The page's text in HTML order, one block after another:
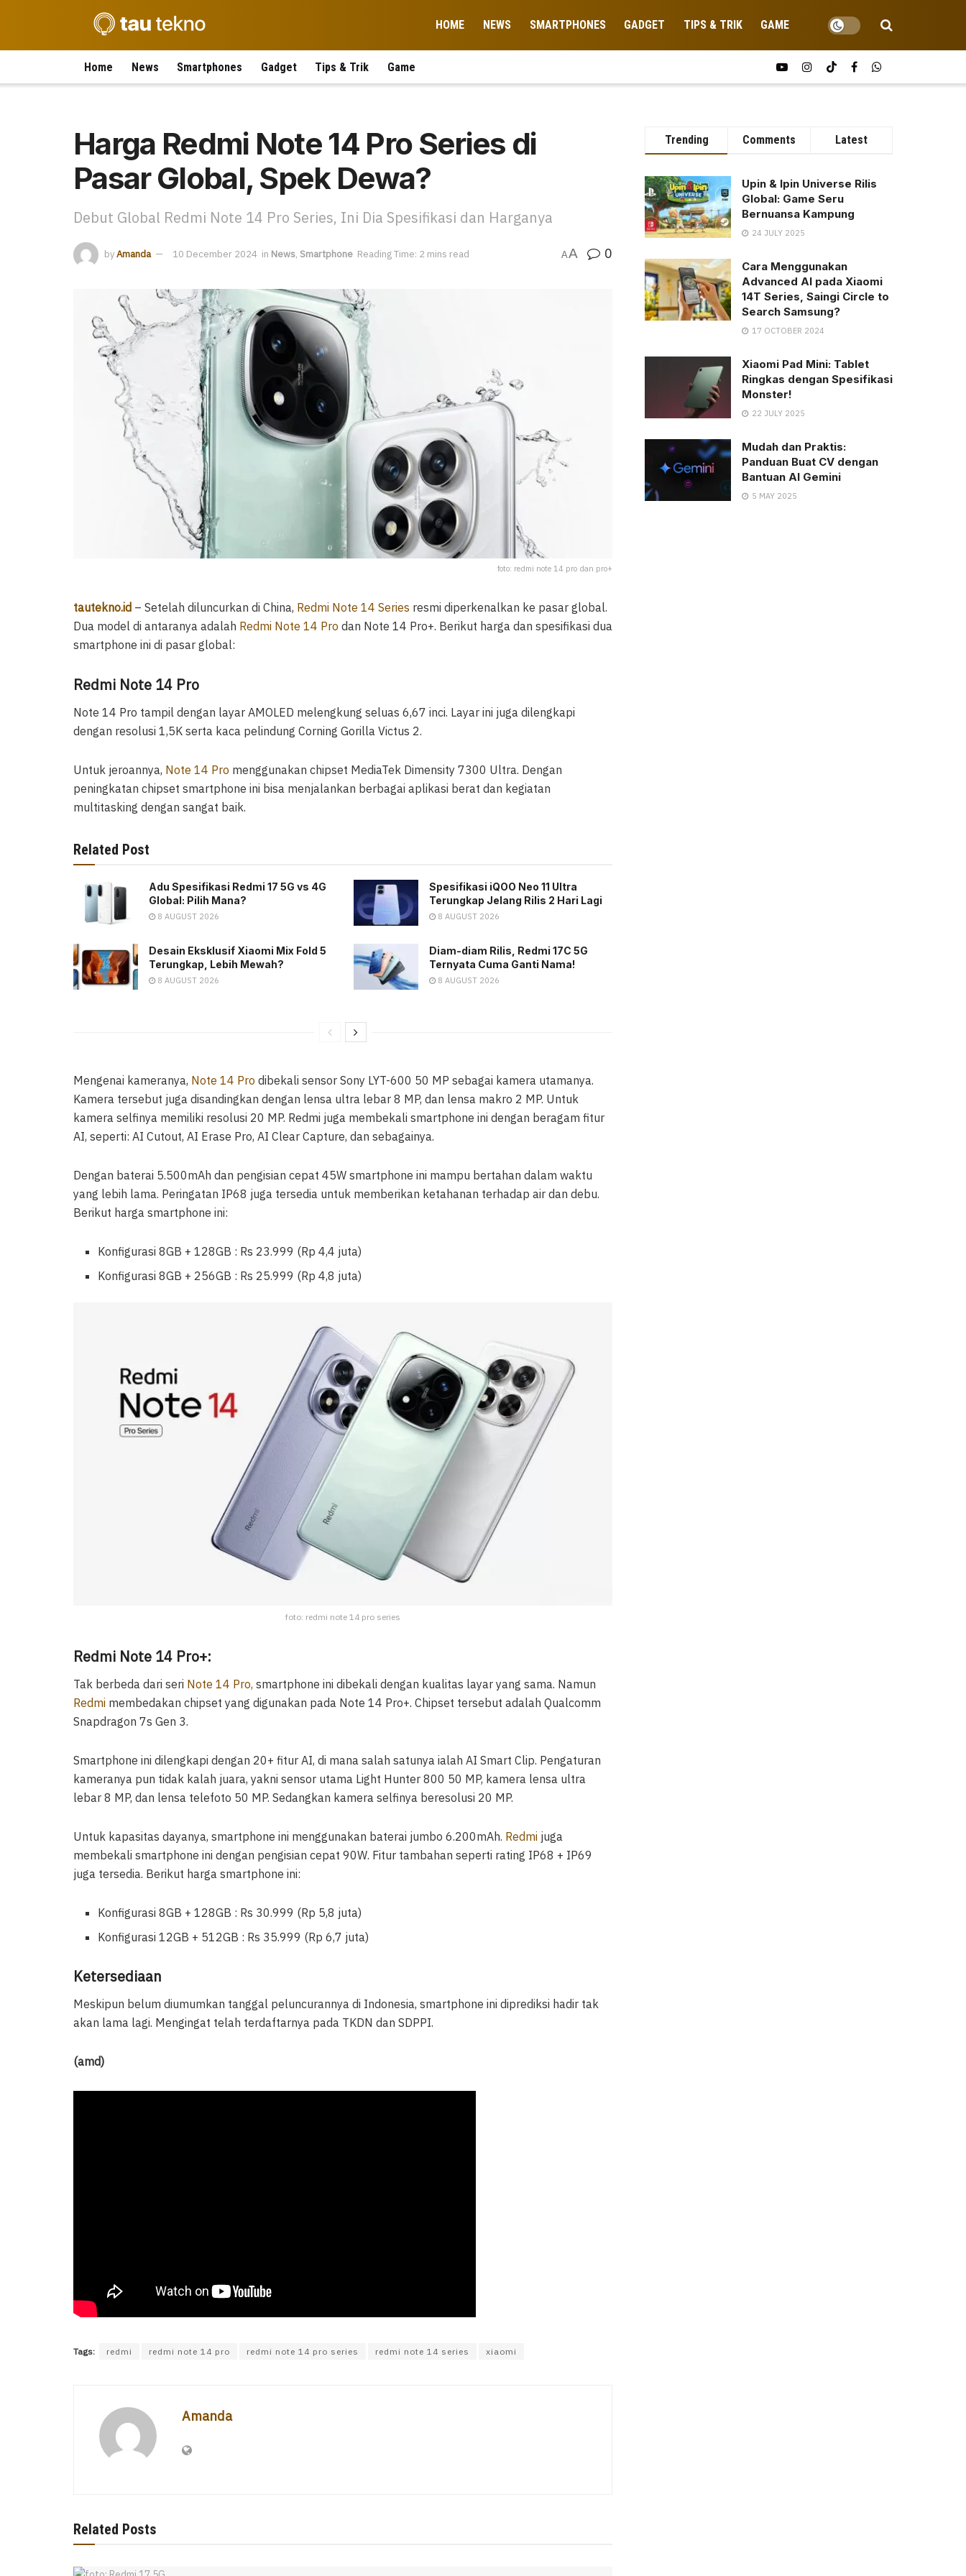
HOME NEWS SMARTPHONES GADGET TIPS & TRIK GAME
Home News Smartphones Gadget Tips & Trik Game
Harga Redmi Note 14 Pro Series di
Pasar Global, Spek Dewa?
Debut Global Redmi Note 14 Pro Series, Ini Dia Spesifikasi dan Harganya
byAmanda 10 December 2024 in News, Smartphone Reading Time: 2 mins read AA 0
foto: redmi note 14 pro dan pro+
tautekno.id – Setelah diluncurkan di China, Redmi Note 14 Series resmi diperkenalkan ke pasar global.
Dua model di antaranya adalah Redmi Note 14 Pro dan Note 14 Pro+. Berikut harga dan spesifikasi dua
smartphone ini di pasar global:
Redmi Note 14 Pro
Note 14 Pro tampil dengan layar AMOLED melengkung seluas 6,67 inci. Layar ini juga dilengkapi
dengan resolusi 1,5K serta kaca pelindung Corning Gorilla Victus 2.
Untuk jeroannya, Note 14 Pro menggunakan chipset MediaTek Dimensity 7300 Ultra. Dengan
peningkatan chipset smartphone ini bisa menjalankan berbagai aplikasi berat dan kegiatan
multitasking dengan sangat baik.
Related Post
Adu Spesifikasi Redmi 17 5G vs 4G
Global: Pilih Mana?
8 AUGUST 2026
Spesifikasi iQOO Neo 11 Ultra
Terungkap Jelang Rilis 2 Hari Lagi
8 AUGUST 2026
Desain Eksklusif Xiaomi Mix Fold 5
Terungkap, Lebih Mewah?
8 AUGUST 2026
Diam-diam Rilis, Redmi 17C 5G
Ternyata Cuma Ganti Nama!
8 AUGUST 2026
Mengenai kameranya, Note 14 Pro dibekali sensor Sony LYT-600 50 MP sebagai kamera utamanya.
Kamera tersebut juga disandingkan dengan lensa ultra lebar 8 MP, dan lensa makro 2 MP. Untuk
kamera selfinya memiliki resolusi 20 MP. Redmi juga membekali smartphone ini dengan beragam fitur
AI, seperti: AI Cutout, AI Erase Pro, AI Clear Capture, dan sebagainya.
Dengan baterai 5.500mAh dan pengisian cepat 45W smartphone ini mampu bertahan dalam waktu
yang lebih lama. Peringatan IP68 juga tersedia untuk memberikan ketahanan terhadap air dan debu.
Berikut harga smartphone ini:
Konfigurasi 8GB + 128GB : Rs 23.999 (Rp 4,4 juta)
Konfigurasi 8GB + 256GB : Rs 25.999 (Rp 4,8 juta)
foto: redmi note 14 pro series
Redmi Note 14 Pro+:
Tak berbeda dari seri Note 14 Pro, smartphone ini dibekali dengan kualitas layar yang sama. Namun
Redmi membedakan chipset yang digunakan pada Note 14 Pro+. Chipset tersebut adalah Qualcomm
Snapdragon 7s Gen 3.
Smartphone ini dilengkapi dengan 20+ fitur AI, di mana salah satunya ialah AI Smart Clip. Pengaturan
kameranya pun tidak kalah juara, yakni sensor utama Light Hunter 800 50 MP, kamera lensa ultra
lebar 8 MP, dan lensa telefoto 50 MP. Sedangkan kamera selfinya beresolusi 20 MP.
Untuk kapasitas dayanya, smartphone ini menggunakan baterai jumbo 6.200mAh. Redmi juga
membekali smartphone ini dengan pengisian cepat 90W. Fitur tambahan seperti rating IP68 + IP69
juga tersedia. Berikut harga smartphone ini:
Konfigurasi 8GB + 128GB : Rs 30.999 (Rp 5,8 juta)
Konfigurasi 12GB + 512GB : Rs 35.999 (Rp 6,7 juta)
Ketersediaan
Meskipun belum diumumkan tanggal peluncurannya di Indonesia, smartphone ini diprediksi hadir tak
akan lama lagi. Mengingat telah terdaftarnya pada TKDN dan SDPPI.
(amd)
Tags: redmi redmi note 14 pro redmi note 14 pro series redmi note 14 series xiaomi
Amanda
Related Posts
Trending Comments Latest
Upin & Ipin Universe Rilis
Global: Game Seru
Bernuansa Kampung
24 JULY 2025
Cara Menggunakan
Advanced AI pada Xiaomi
14T Series, Saingi Circle to
Search Samsung?
17 OCTOBER 2024
Xiaomi Pad Mini: Tablet
Ringkas dengan Spesifikasi
Monster!
22 JULY 2025
Mudah dan Praktis:
Panduan Buat CV dengan
Bantuan AI Gemini
5 MAY 2025